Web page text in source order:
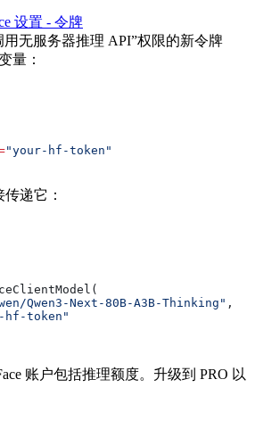
设置 - 令牌
用无服务器推理 API”权限的新令牌
量：
"your-hf-token"
递它：
Qwen3-Next-80B-A3B-Thinking" ,
hf-token"
账户包括推理额度。升级到 PRO 以